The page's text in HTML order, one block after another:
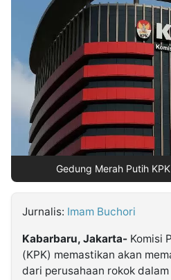
Partner
Insight
NTB
Suara
Time
Lens
IDN
Daily
Jogja
Jalan
Rakyat
Idealita
News
Notice
Dinamikapost.com
Radar
Baru
Seedbacklink
Kabarbaru
Gedung Merah Putih
Jurnalis: Imam Buchori
Kabarbaru, Jakarta- Komisi
(KPK) memastikan akan
dari perusahaan rokok